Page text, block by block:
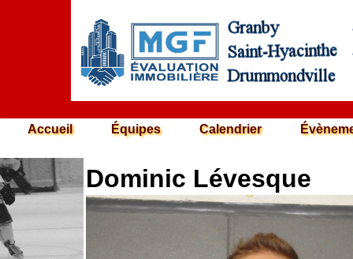
Accueil Équipes Calendrier
Dominic Lévesque